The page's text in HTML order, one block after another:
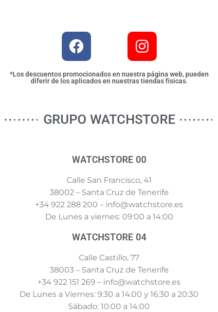
*Los descuentos promocionados en nuestra página web, pueden
diferir de los aplicados en nuestras tiendas físicas.
GRUPO WATCHSTORE
WATCHSTORE 00
Calle San Francisco, 41
38002 – Santa Cruz de Tenerife
+34 922 288 200 – info@watchstore.es
De Lunes a viernes: 09:00 a 14:00
WATCHSTORE 04
Calle Castillo, 77
38003 – Santa Cruz de Tenerife
+34 922 151 269 – info@watchstore.es
De Lunes a Viernes: 9:30 a 14:00 y 16:30 a 20:30
Sábado: 10:00 a 14:00